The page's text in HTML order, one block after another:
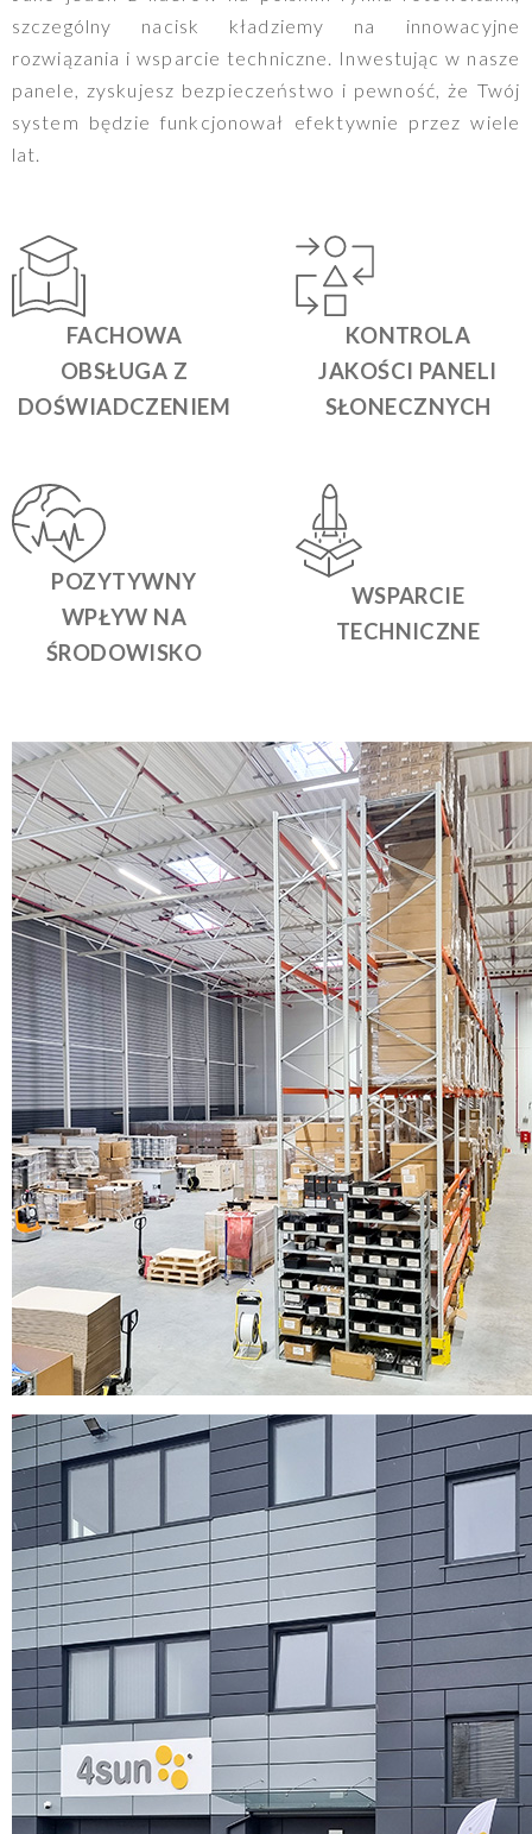
szczególny nacisk kładziemy na innowacyjne
rozwiązania i wsparcie techniczne. Inwestując w nasze
panele, zyskujesz bezpieczeństwo i pewność, że Twój
system będzie funkcjonował efektywnie przez wiele
lat.
FACHOWA
OBSŁUGA Z
DOŚWIADCZENIEM
KONTROLA
JAKOŚCI PANELI
SŁONECZNYCH
POZYTYWNY
WPŁYW NA
ŚRODOWISKO
WSPARCIE
TECHNICZNE